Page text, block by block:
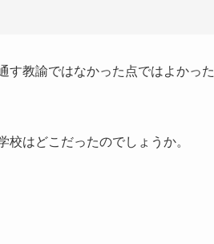
す教諭ではなかった点ではよかった
はどこだったのでしょうか。